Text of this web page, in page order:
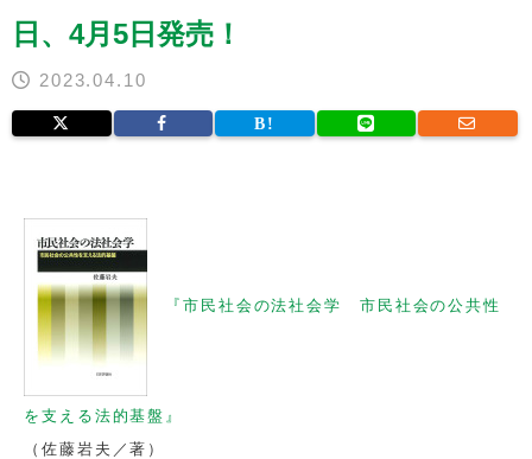
日、4月5日発売！
2023.04.10
『市民社会の法社会学 市民社会の公共性
を支える法的基盤』
（佐藤岩夫／著）